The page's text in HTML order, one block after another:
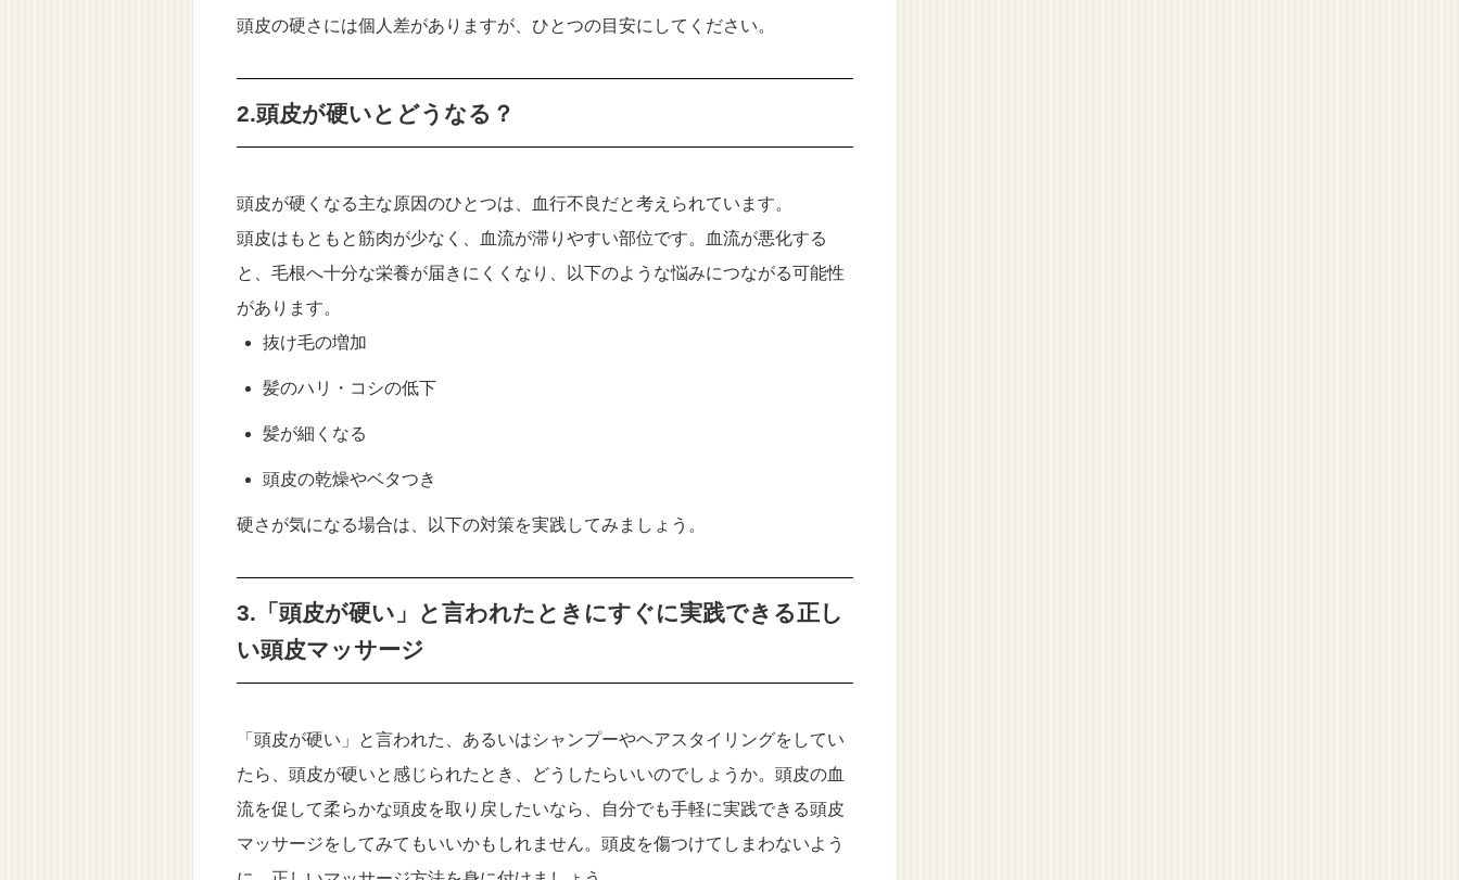
頭皮の硬さには個人差がありますが、ひとつの目安にしてください。
2.頭皮が硬いとどうなる？
頭皮が硬くなる主な原因のひとつは、血行不良だと考えられています。
頭皮はもともと筋肉が少なく、血流が滞りやすい部位です。血流が悪化する
と、毛根へ十分な栄養が届きにくくなり、以下のような悩みにつながる可能性
があります。
抜け毛の増加
髪のハリ・コシの低下
髪が細くなる
頭皮の乾燥やベタつき
硬さが気になる場合は、以下の対策を実践してみましょう。
3.「頭皮が硬い」と言われたときにすぐに実践できる正し
い頭皮マッサージ
「頭皮が硬い」と言われた、あるいはシャンプーやヘアスタイリングをしてい
たら、頭皮が硬いと感じられたとき、どうしたらいいのでしょうか。頭皮の血
流を促して柔らかな頭皮を取り戻したいなら、自分でも手軽に実践できる頭皮
マッサージをしてみてもいいかもしれません。頭皮を傷つけてしまわないよう